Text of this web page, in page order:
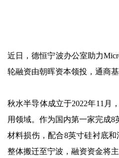
近日，德恒宁波办公室助力
轮融资由朝晖资本领投，通商
秋水半导体成立于2022年11月
用领域。作为国内第一家完成
材料损伤，配合8英寸硅衬底
整体搬迁至宁波，融资资金将